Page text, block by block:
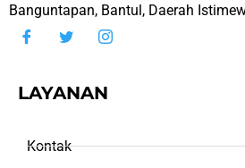
Banguntapan, Bantul, Daerah
LAYANAN
Kontak